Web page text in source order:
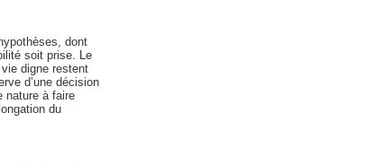
dont
soit prise. Le
digne restent
d’une décision
nature à faire
du